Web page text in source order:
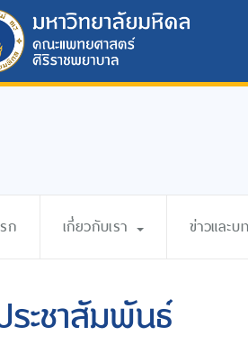
ก เกี่ยวกับเรา ข่าวและบ
ระชาสัมพันธ์